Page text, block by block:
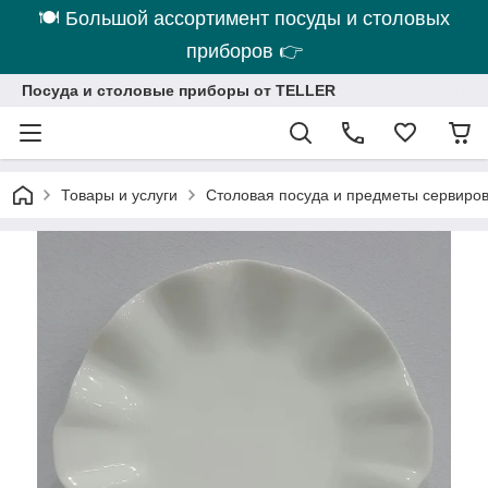
🍽 Большой ассортимент посуды и столовых
приборов 👉
Посуда и столовые приборы от TELLER
Товары и услуги Столовая посуда и предметы